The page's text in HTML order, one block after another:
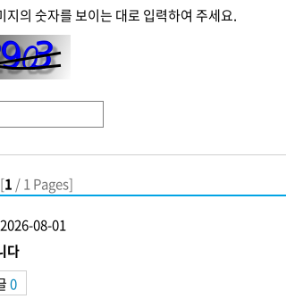
지의 숫자를 보이는 대로 입력하여 주세요.
1 / 1 Pages]
2026-08-01
다
0